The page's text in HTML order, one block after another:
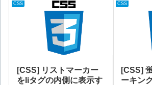
CSS
[CSS] リストマーカー
をliタグの内側に表示す
CSS
[CSS]
ーキン